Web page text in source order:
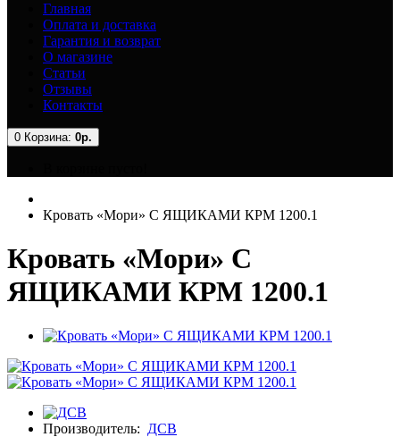
Главная
Оплата и доставка
Гарантия и возврат
О магазине
Статьи
Отзывы
Контакты
0 Корзина: 0р.
Кровать «Мори» С ЯЩИКАМИ КРМ 1200.1
Кровать «Мори» С
ЯЩИКАМИ КРМ 1200.1
Производитель: ДСВ